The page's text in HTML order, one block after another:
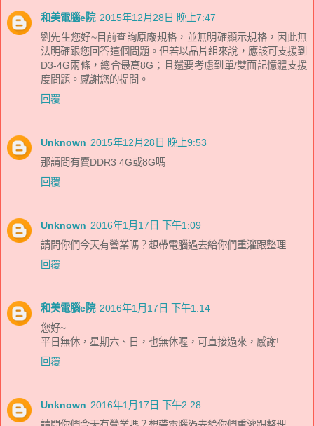
和美電腦e院 2015年12月28日 晚上7:47
劉先生您好~目前查詢原廠規格，並無明確顯示規格，因此無
法明確跟您回答這個問題。但若以晶片組來說，應該可支援到
D3-4G兩條，總合最高8G；且還要考慮到單/雙面記憶體支援
度問題。感謝您的提問。
回覆
Unknown 2015年12月28日 晚上9:53
那請問有賣DDR3 4G或8G嗎
回覆
Unknown 2016年1月17日 下午1:09
請問你們今天有營業嗎？想帶電腦過去給你們重灌跟整理
回覆
和美電腦e院 2016年1月17日 下午1:14
您好~
平日無休，星期六、日，也無休喔，可直接過來，感謝!
回覆
Unknown 2016年1月17日 下午2:28